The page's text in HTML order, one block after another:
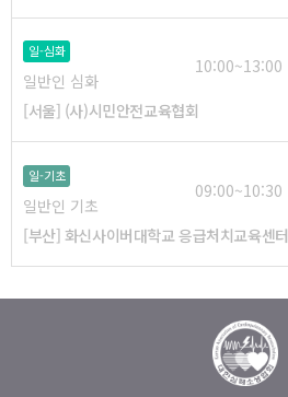
일-심화
일반인 심화
10:00~13:00
[서울] (사)시민안전교육협회
일-기초
일반인 기초
09:00~10:30
[부산] 화신사이버대학교 응급처치교육센터